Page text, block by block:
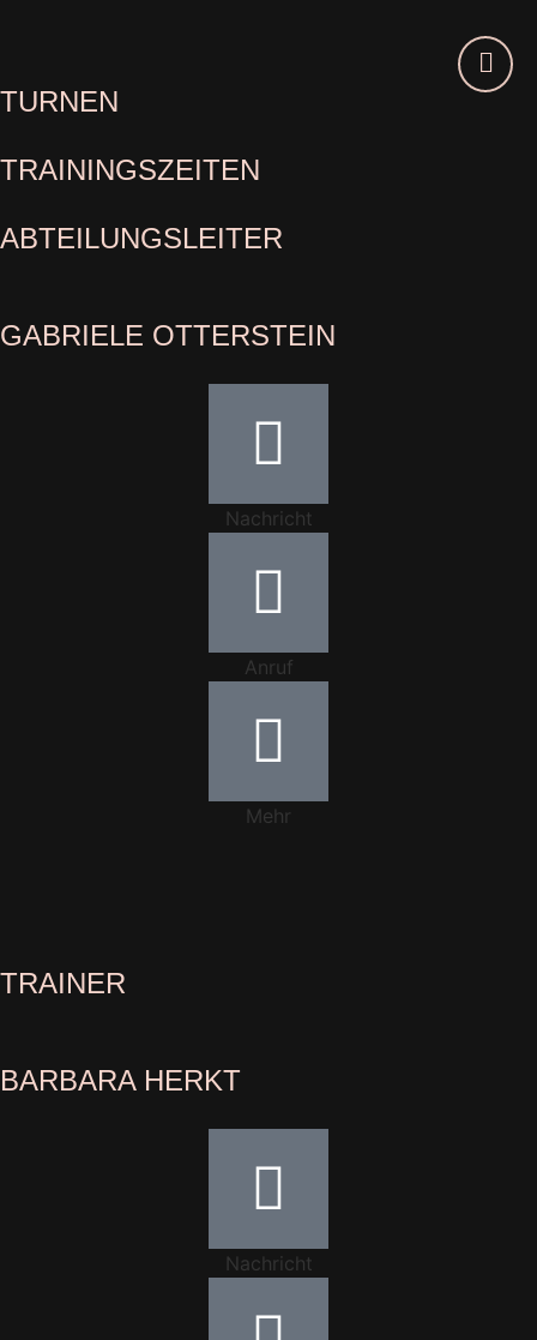
TURNEN
TRAININGSZEITEN
ABTEILUNGSLEITER
GABRIELE OTTERSTEIN
Nachricht
Anruf
Mehr
TRAINER
BARBARA HERKT
Nachricht